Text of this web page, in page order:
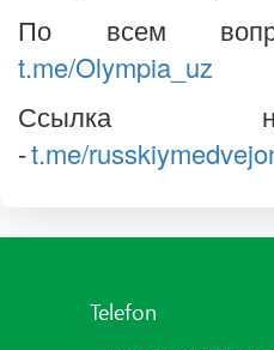
По всем
t.me/Olympia_uz
Ссылка
-t.me/
Telefon